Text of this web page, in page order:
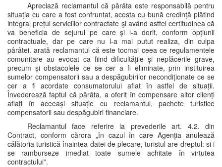
Apreciază reclamantul că pârâta este responsabilă pentru
situația cu care a fost confruntat, acesta cu bună credință plătind
integral prețul serviciilor contractate şi având astfel certitudinea că
va beneficia de sejurul pe care şi l-a dorit, conform opțiunii
contractuale, dar pe care nu l-a mai putut realiza, din culpa
pârâtei. arată reclamantul că este tocmai ceea ce regulamentele
comunitare au evocat ca fiind dificultățile și neplăcerile grave,
precum și obstacolele ce se cer a fi eliminate, prin instituirea
sumelor compensatorii sau a despăgubirilor necondiționate ce se
cer a fi acordate consumatorului aflat în astfel de situații.
Învederează faptul că pârâta, a oferit în compensare altor clienți
aflați în aceeași situație cu reclamantul, pachete turistice
compensatorii sau despăgubiri financiare.
Reclamantul face referire la prevederile art. 4.2. din
Contract, conform cărora „în cazul în care Agenția anulează
călătoria turistică înaintea datei de plecare, turistul are dreptul: si i
se ramburseze imediat toate sumele achitate în virtutea
contractului”.